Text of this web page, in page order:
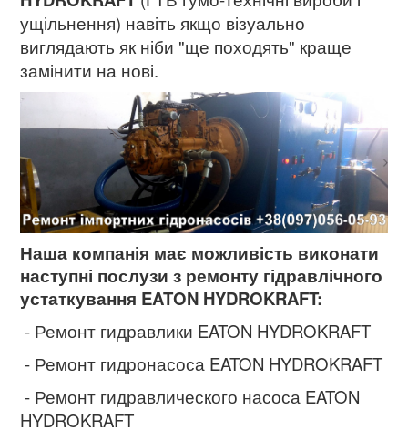
ущільнення) навіть якщо візуально
виглядають як ніби "ще походять" краще
замінити на нові.
Наша компанія має можливість виконати
наступні послузи з ремонту гідравлічного
устаткування EATON HYDROKRAFT:
- Ремонт гидравлики EATON HYDROKRAFT
- Ремонт гидронасоса EATON HYDROKRAFT
- Ремонт гидравлического насоса EATON
HYDROKRAFT